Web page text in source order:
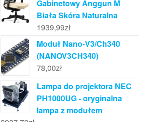
Gabinetowy Anggun M
Biała Skóra Naturalna
1939,99zł
Moduł Nano-V3/Ch340
(NANOV3CH340)
78,00zł
Lampa do projektora NEC
PH1000UG - oryginalna
lampa z modułem